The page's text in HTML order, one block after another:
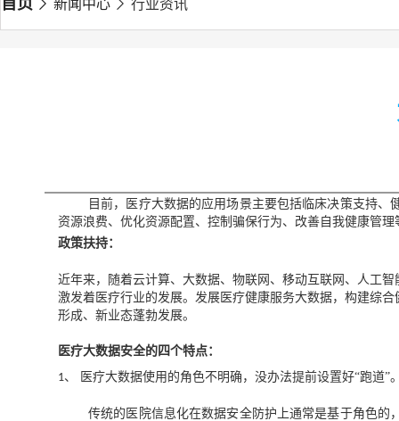
目前，医疗大数据的应用场景主要包括临床决策支持
资源浪费、优化资源配置、控制骗保行为、改善自我健康管理
政策扶持：
近年来，随着云计算、大数据、物联网、移动互联网、人工
激发着医疗行业的发展。 发展医疗健康服务大数据，构建综合
形成、新业态蓬勃发展。
医疗大数据安全的四个特点：
1、 医疗大数据使用的角色不明确，没办法提前设置好“跑道”
传统的医院信息化在数据安全防护上通常是基于角色